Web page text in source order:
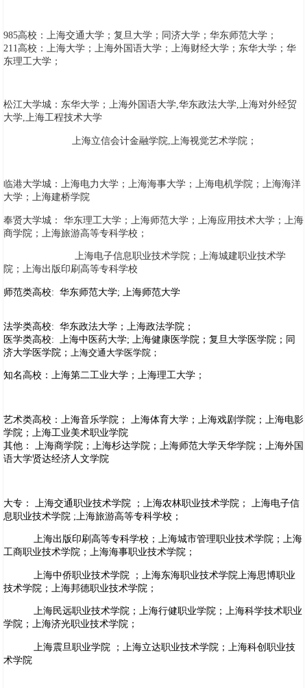
985高校：上海交通大学；复旦大学；同济大学；华东师范大学；
211高校：上海大学；上海外国语大学；上海财经大学；东华大学；华
东理工大学；
松江大学城：东华大学；上海外国语大学,华东政法大学,上海对外经贸
大学,上海工程技术大学
上海立信会计金融学院,上海视觉艺术学院；
临港大学城：上海电力大学；上海海事大学；上海电机学院；上海海洋
大学；上海建桥学院
奉贤大学城： 华东理工大学；上海师范大学；上海应用技术大学；上海
商学院；上海旅游高等专科学校；
上海电子信息职业技术学院；上海城建职业技术学
院；上海出版印刷高等专科学校
师范类高校: 华东师范大学; 上海师范大学
法学类高校: 华东政法大学；上海政法学院；
医学类高校: 上海中医药大学; 上海健康医学院；复旦大学医学院；同
济大学医学院； 上海交通大学医学院；
知名高校：上海第二工业大学；上海理工大学；
艺术类高校：上海音乐学院； 上海体育大学；上海戏剧学院；上海电影
学院；上海工业美术职业学院
其他： 上海商学院；上海杉达学院；上海师范大学天华学院；上海外国
语大学贤达经济人文学院
大专： 上海交通职业技术学院 ；上海农林职业技术学院； 上海电子信
息职业技术学院 ;上海旅游高等专科学校；
上海出版印刷高等专科学校；上海城市管理职业技术学院；上海
工商职业技术学院；上海海事职业技术学院；
上海中侨职业技术学院 ；上海东海职业技术学院上海思博职业
技术学院；上海邦德职业技术学院；
上海民远职业技术学院；上海行健职业学院；上海科学技术职业
学院；上海济光职业技术学院；
上海震旦职业学院 ；上海立达职业技术学院；上海科创职业技
术学院